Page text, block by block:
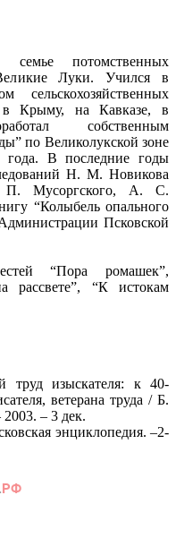
потомственных
Луки. Учился в
сельскохозяйственных
в Крыму, на Кавказе, в
собственным
по Великолукской зоне
года. В последние годы
Н. М. Новикова
П. Мусоргского, А. С.
“Колыбель опального
Псковской
“Пора ромашек”,
рассвете”, “К истокам
труд изыскателя: к 40-
ветерана труда / Б.
– 3 дек.
энциклопедия. –2-